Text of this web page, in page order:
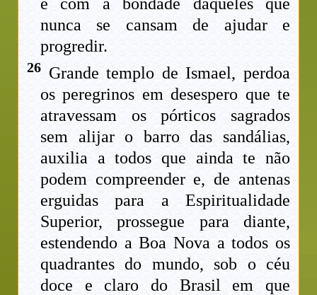
nunca se cansam de ajudar e
progredir.
26 Grande templo de Ismael, perdoa
os peregrinos em desespero que te
atravessam os pórticos sagrados
sem alijar o barro das sandálias,
auxilia a todos que ainda te não
podem compreender e, de antenas
erguidas para a Espiritualidade
Superior, prossegue para diante,
estendendo a Boa Nova a todos os
quadrantes do mundo, sob o céu
doce e claro do Brasil em que